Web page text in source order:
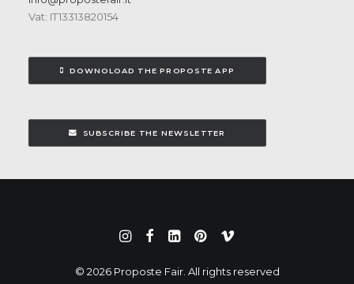
Vat: IT13313820154
DOWNOLOAD THE PROPOSTE APP
SUBSCRIBE THE NEWSLETTER
© 2026 Proposte Fair. All rights reserved